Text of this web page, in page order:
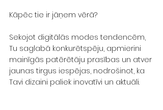
Kāpēc tie ir jāņem vērā?
Sekojot digitālās modes tendencēm,
Tu saglabā konkurētspēju, apmierini
mainīgās patērētāju prasības un atver
jaunas tirgus iespējas, nodrošinot, ka
Tavi dizaini paliek inovatīvi un aktuāli.